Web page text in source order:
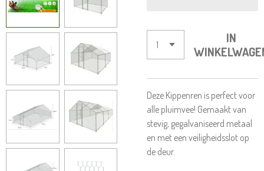
IN
Deze Kippenren is perfect voor
alle pluimvee! Gemaakt van
stevig, gegalvaniseerd metaal
en met een veiligheidsslot op
de deur.